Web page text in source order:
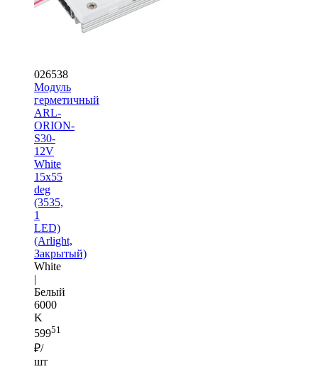
026538
Модуль
герметичный
ARL-
ORION-
S30-
12V
White
15x55
deg
(3535,
1
LED)
(Arlight,
Закрытый)
White
|
Белый
6000
K
59951
₽/
шт